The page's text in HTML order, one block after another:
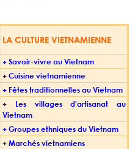
LA CULTURE VIETNAMIENNE
+Savoir-vivre au Vietnam
+Cuisine vietnamienne
+ Fêtes traditionnelles au Vietnam
+
Les villages d'artisanat au
Vietnam
+Groupes ethniques du Vietnam
+Marchés vietnamiens